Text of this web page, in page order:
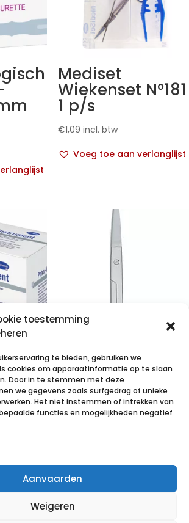
toestemming
te bieden, gebruiken we
cookies om apparaatinformatie op te slaan
Door in te stemmen met deze
we gegevens zoals surfgedrag of unieke
Het niet instemmen of intrekken van
functies en mogelijkheden negatief
Aanvaarden
Weigeren
Mediset
Wiekenset N°181
1 p/s
€1,09 incl. btw
Voeg toe aan verlanglijst
p/s
Iris schaar recht
Voeg toe aan verlanglijst